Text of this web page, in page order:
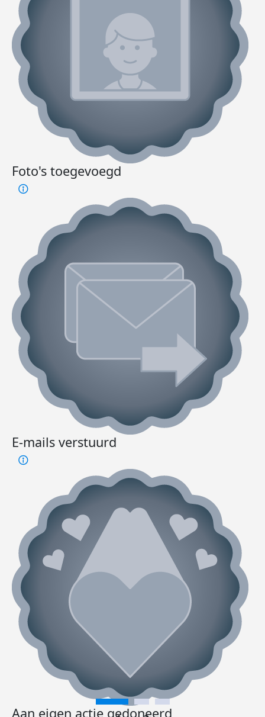
Foto's toegevoegd
E-mails verstuurd
Aan eigen actie gedoneerd